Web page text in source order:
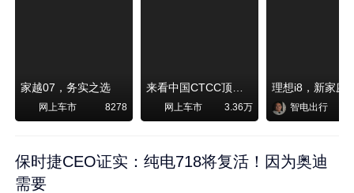
家越07，务实之选
网上车市 8278 网上车市 3.36万 智电出行
保时捷CEO证实：纯电718将复活！因为奥迪
需要